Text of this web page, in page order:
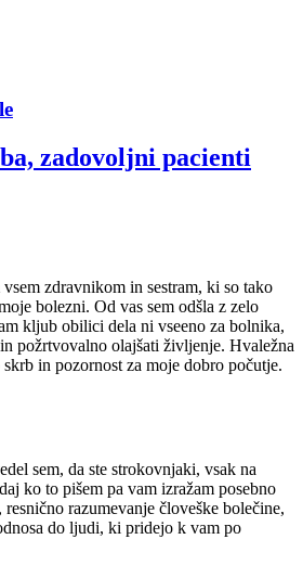
zadovoljni pacienti
zdravnikom in sestram, ki so tako
bolezni. Od vas sem odšla z zelo
kljub obilici dela ni vseeno za bolnika,
požrtvovalno olajšati življenje. Hvaležna
in pozornost za moje dobro počutje.
sem, da ste strokovnjaki, vsak na
ko to pišem pa vam izražam posebno
razumevanje človeške bolečine,
do ljudi, ki pridejo k vam po